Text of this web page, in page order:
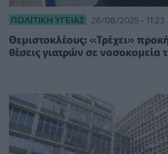
ΠΟΛΙΤΙΚΉ ΥΓΕΊΑΣ 26/08/2025 - 11:23
Θεμιστοκλέους: «Τρέχει»
θέσεις γιατρών σε νοσοκομεία